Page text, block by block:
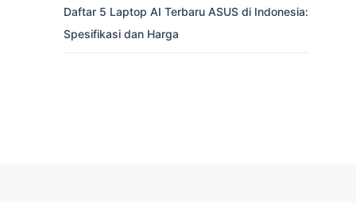
Daftar 5 Laptop AI Terbaru ASUS di Indonesia:
Spesifikasi dan Harga